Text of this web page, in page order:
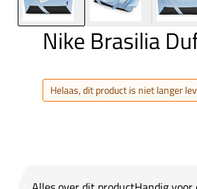
Nike Brasilia
Helaas, dit product is niet langer